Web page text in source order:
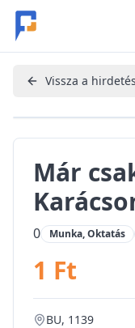
Ugrás a fő tartalomhoz
Vissza a
Már
0 Munka, Oktatás
1 Ft
BU, 1139